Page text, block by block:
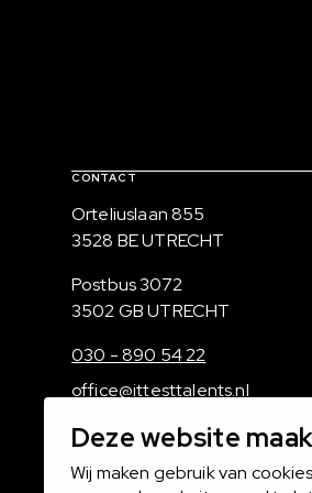
Deze website
Wij maken gebruik van
Contact, verdere links
CONTACT
Bezoekadres
Orteliuslaan 855
3528 BE UTRECHT
Postadres
Postbus 3072
3502 GB UTRECHT
030 - 890 54 22
office@ittesttalents.nl